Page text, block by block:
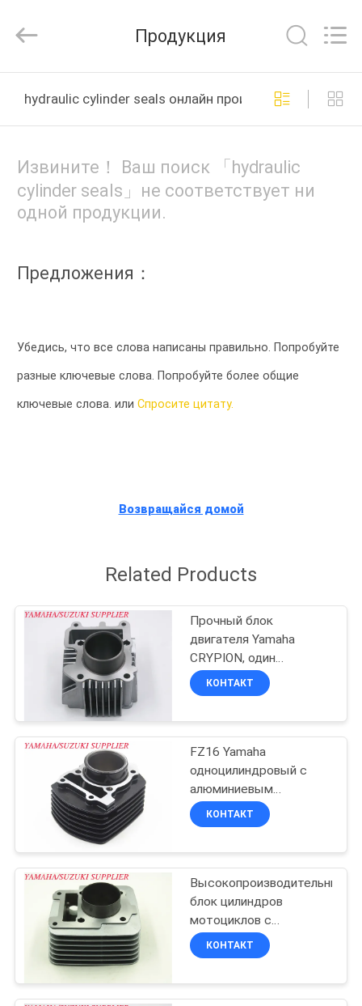
НАС
ПУТЕШЕСТВИЕ
ПРОВЕРКА
КАЧЕСТВА
КАРТА
САЙТА
PRIVACY
POLICY
Rights
by
Продукция
hydraulic cylinder seals онлайн производство
Извините！ Ваш поиск 「hydraulic
cylinder seals」не соответствует ни
одной продукции.
Предложения：
Убедись, что все слова написаны правильно. Попробуйте
разные ключевые слова. Попробуйте более общие
ключевые слова. или Спросите цитату.
Возвращайся домой
Related Products
Прочный блок
двигателя Yamaha
CRYPION, один
алюминиевый цилиндр
КОНТАКТ
FZ16 Yamaha
одноцилиндровый с
алюминиевым
материалом
КОНТАКТ
Высокопроизводительный
блок цилиндров
мотоциклов с
алюминиевым
материалом
КОНТАКТ